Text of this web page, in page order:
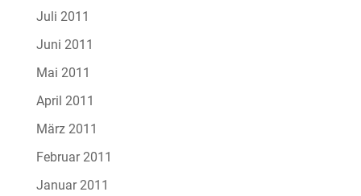
Juli 2011
Juni 2011
Mai 2011
April 2011
März 2011
Februar 2011
Januar 2011